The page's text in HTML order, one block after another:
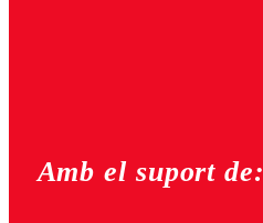
Amb el suport de: